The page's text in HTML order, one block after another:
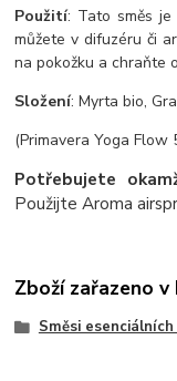
Použití: Tato směs
můžete v difuzéru či
na pokožku a chraňte
Složení: Myrta bio,
(Primavera Yoga Flow
Potřebujete
Použijte Aroma
Zboží zařazeno
Směsi